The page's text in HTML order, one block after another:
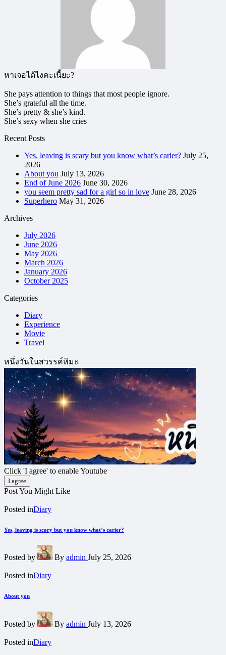
หาเจอได้ไงคะเนี้ยะ?
She pays attention to things that most people ignore.
She’s grateful all the time.
She’s pretty & she’s kind.
She’s sexy when she cries
Recent Posts
Yes, leaving is scary but you know what’s carier? July 25,
2026
About you July 13, 2026
End of June 2026 June 30, 2026
you seem pretty sad for a girl so in love June 28, 2026
Superhero May 31, 2026
Archives
July 2026
June 2026
May 2026
March 2026
January 2026
October 2025
Categories
Diary
Experience
Movie
Travel
หนึ่งวันในสวรรค์หิมะ
Click 'I agree' to enable Youtube
I agree
Post You Might Like
Posted inDiary
Yes, leaving is scary but you know what’s carier?
Posted by By admin July 25, 2026
Posted inDiary
About you
Posted by By admin July 13, 2026
Posted inDiary